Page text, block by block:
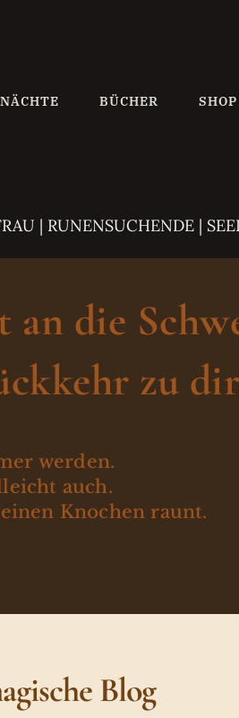
BÜCHER SHOP
| RUNENSUCHENDE |
die
zu
werden.
auch.
Knochen raunt.
Blog